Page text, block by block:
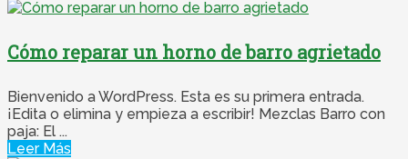
Cómo reparar un horno de barro agrietado
Bienvenido a WordPress. Esta es su primera entrada.
¡Edita o elimina y empieza a escribir! Mezclas Barro con
paja: El ...
Leer Más